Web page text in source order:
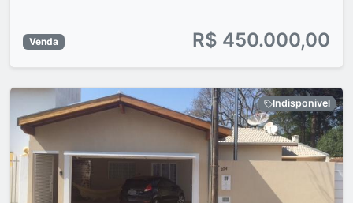
Venda R$ 450.000,00
Indisponivel